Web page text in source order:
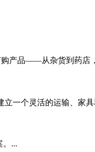
产品——从杂货到药
个灵活的运输、家
。...